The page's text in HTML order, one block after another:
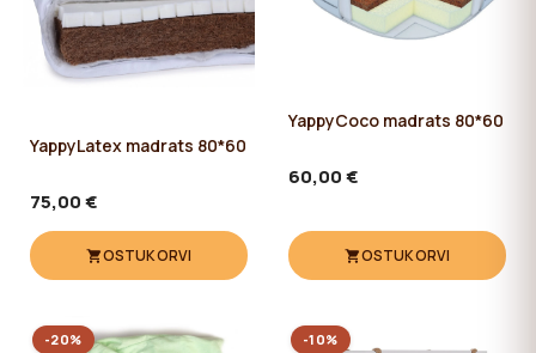
YappyLatex madrats 80*60
75,00 €
OSTUKORVI
YappyCoco madrats 80*60
60,00 €
OSTUKORVI
-20% -10%